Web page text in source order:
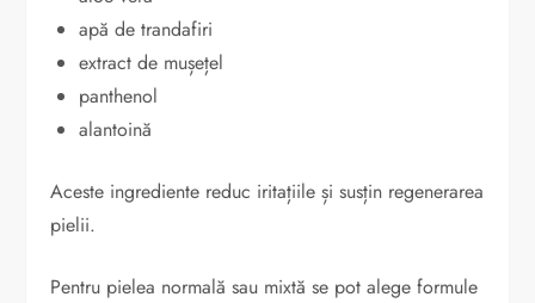
apă de trandafiri
extract de mușețel
panthenol
alantoină
Aceste ingrediente reduc iritațiile și susțin regenerarea
pielii.
Pentru pielea normală sau mixtă se pot alege formule